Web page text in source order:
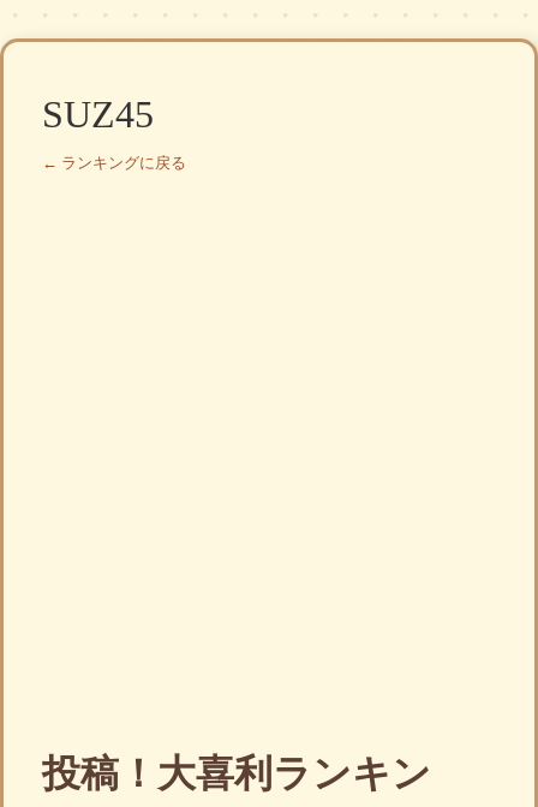
SUZ45
← ランキングに戻る
投稿！大喜利ランキン